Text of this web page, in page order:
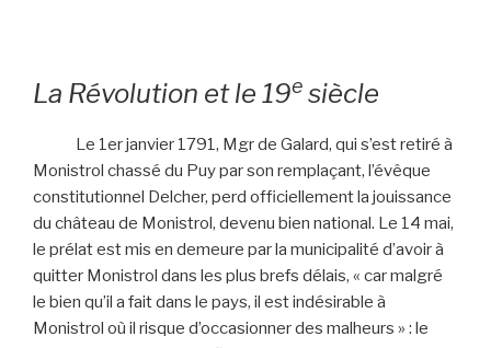
La Révolution et le 19e siècle
Le 1er janvier 1791, Mgr de Galard, qui s’est retiré à
Monistrol chassé du Puy par son remplaçant, l’évêque
constitutionnel Delcher, perd officiellement la jouissance
du château de Monistrol, devenu bien national. Le 14 mai,
le prélat est mis en demeure par la municipalité d’avoir à
quitter Monistrol dans les plus brefs délais, « car malgré
le bien qu’il a fait dans le pays, il est indésirable à
Monistrol où il risque d’occasionner des malheurs » : le